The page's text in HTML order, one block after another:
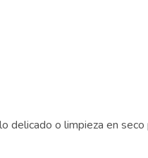
delicado o limpieza en